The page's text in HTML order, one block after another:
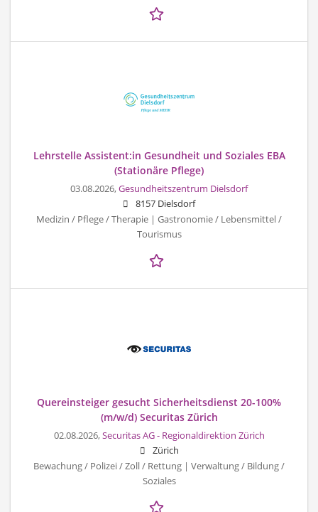
Lehrstelle Assistent:in Gesundheit und Soziales EBA
(Stationäre Pflege)
03.08.2026,Gesundheitszentrum Dielsdorf
8157 Dielsdorf
Medizin / Pflege / Therapie | Gastronomie / Lebensmittel /
Tourismus
Quereinsteiger gesucht Sicherheitsdienst 20-100%
(m/w/d) Securitas Zürich
02.08.2026,Securitas AG - Regionaldirektion Zürich
Zürich
Bewachung / Polizei / Zoll / Rettung | Verwaltung / Bildung /
Soziales